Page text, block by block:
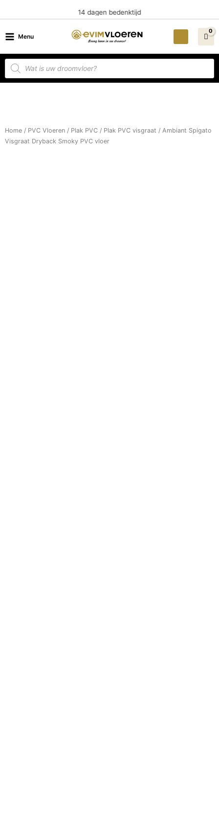
inhoud
14 dagen bedenktijd
Menu
Producten
zoeken
Home / PVC Vloeren / Plak PVC / Plak PVC visgraat / Ambiant Spigato
Visgraat Dryback Smoky PVC vloer